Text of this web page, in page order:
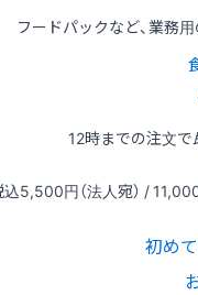
フードパックなど、業務
12時までの注文で
込5,500円（法人宛） /
初め